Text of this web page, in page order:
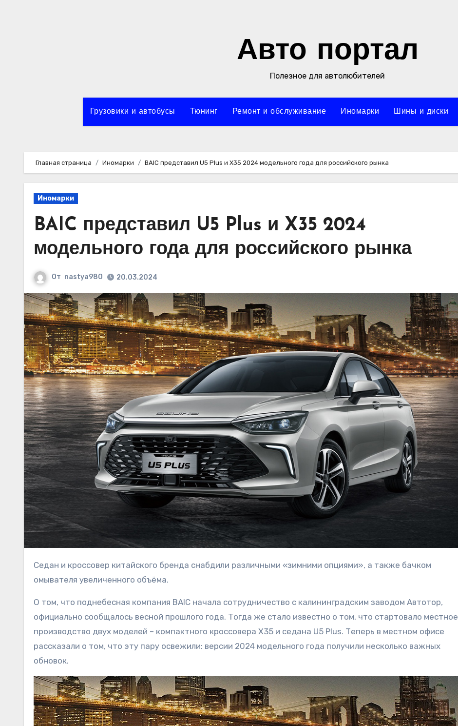
Авто портал
Полезное для автолюбителей
Грузовики и автобусы Тюнинг Ремонт и обслуживание Иномарки Шины и диски
Главная страница Иномарки BAIC представил U5 Plus и X35 2024 модельного года для российского рынка
Иномарки
BAIC представил U5 Plus и X35 2024
модельного года для российского рынка
От nastya980 20.03.2024
Седан и кроссовер китайского бренда снабдили различными «зимними опциями», а также бачком
омывателя увеличенного объёма.
О том, что поднебесная компания BAIC начала сотрудничество с калининградским заводом Автотор,
официально сообщалось весной прошлого года. Тогда же стало известно о том, что стартовало местное
производство двух моделей – компактного кроссовера X35 и седана U5 Plus. Теперь в местном офисе
рассказали о том, что эту пару освежили: версии 2024 модельного года получили несколько важных
обновок.